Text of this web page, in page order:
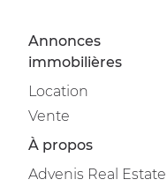
Annonces
immobilières
Location
Vente
À propos
Advenis Real